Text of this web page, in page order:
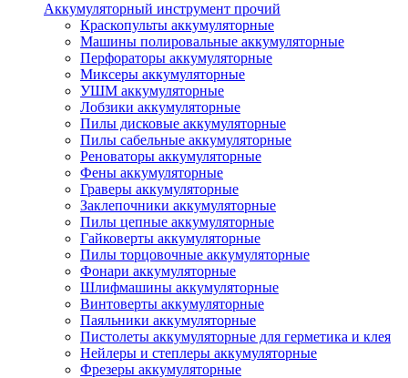
Аккумуляторный инструмент прочий
Краскопульты аккумуляторные
Машины полировальные аккумуляторные
Перфораторы аккумуляторные
Миксеры аккумуляторные
УШМ аккумуляторные
Лобзики аккумуляторные
Пилы дисковые аккумуляторные
Пилы сабельные аккумуляторные
Реноваторы аккумуляторные
Фены аккумуляторные
Граверы аккумуляторные
Заклепочники аккумуляторные
Пилы цепные аккумуляторные
Гайковерты аккумуляторные
Пилы торцовочные аккумуляторные
Фонари аккумуляторные
Шлифмашины аккумуляторные
Винтоверты аккумуляторные
Паяльники аккумуляторные
Пистолеты аккумуляторные для герметика и клея
Нейлеры и степлеры аккумуляторные
Фрезеры аккумуляторные